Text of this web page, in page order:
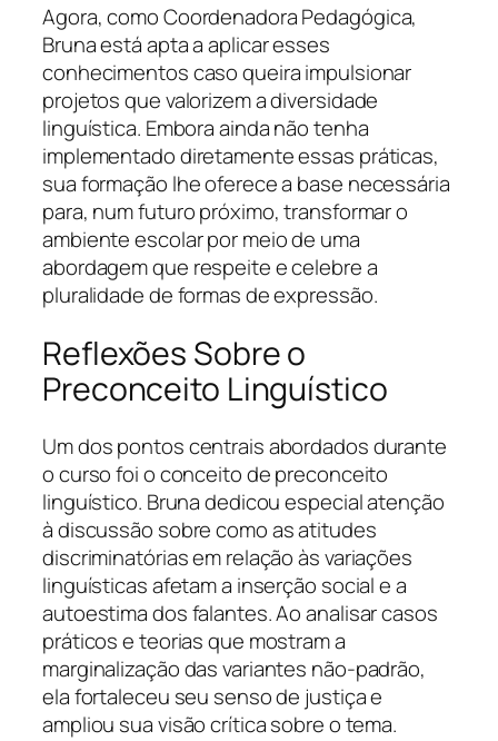
Agora, como Coordenadora Pedagógica,
Bruna está apta a aplicar esses
conhecimentos caso queira impulsionar
projetos que valorizem a diversidade
linguística. Embora ainda não tenha
implementado diretamente essas práticas,
sua formação lhe oferece a base necessária
para, num futuro próximo, transformar o
ambiente escolar por meio de uma
abordagem que respeite e celebre a
pluralidade de formas de expressão.
Reflexões Sobre o
Preconceito Linguístico
Um dos pontos centrais abordados durante
o curso foi o conceito de preconceito
linguístico. Bruna dedicou especial atenção
à discussão sobre como as atitudes
discriminatórias em relação às variações
linguísticas afetam a inserção social e a
autoestima dos falantes. Ao analisar casos
práticos e teorias que mostram a
marginalização das variantes não-padrão,
ela fortaleceu seu senso de justiça e
ampliou sua visão crítica sobre o tema.